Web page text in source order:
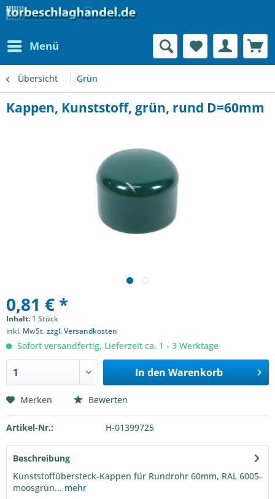
Menü
Übersicht Grün
Kappen, Kunststoff, grün, rund D=60mm
0,81 € *
Inhalt: 1 Stück
inkl. MwSt.zzgl. Versandkosten
Sofort versandfertig, Lieferzeit ca. 1 - 3 Werktage
In den Warenkorb
Merken Bewerten
Artikel-Nr.: H-01399725
Beschreibung
Kunststoffübersteck-Kappen für Rundrohr 60mm, RAL 6005-
moosgrün... mehr